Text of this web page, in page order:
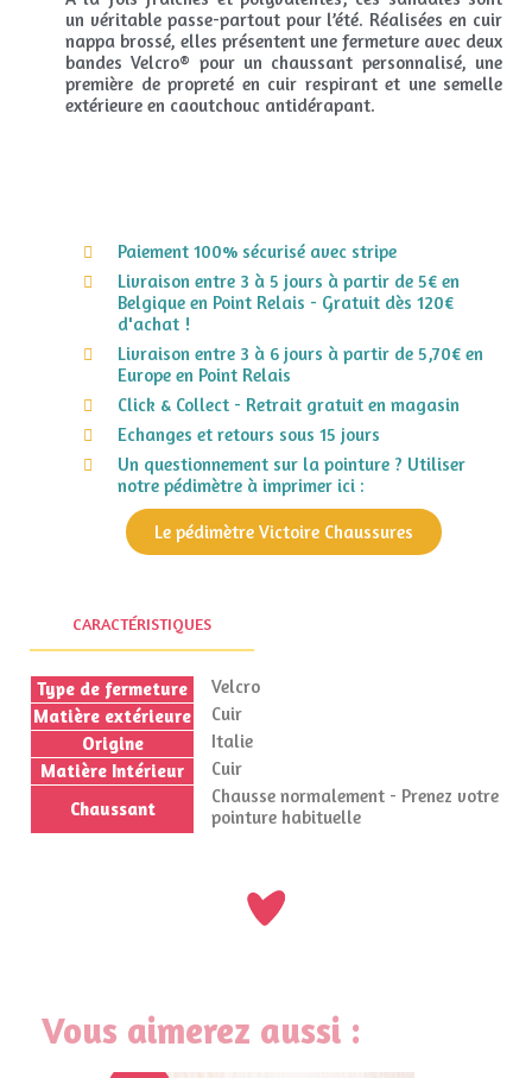
un véritable passe-partout pour l’été. Réalisées en cuir
nappa brossé, elles présentent une fermeture avec deux
bandes Velcro® pour un chaussant personnalisé, une
première de propreté en cuir respirant et une semelle
extérieure en caoutchouc antidérapant.
Paiement 100% sécurisé avec stripe
Livraison entre 3 à 5 jours à partir de 5€ en
Belgique en Point Relais - Gratuit dès 120€
d'achat !
Livraison entre 3 à 6 jours à partir de 5,70€ en
Europe en Point Relais
Click & Collect - Retrait gratuit en magasin
Echanges et retours sous 15 jours
Un questionnement sur la pointure ? Utiliser
notre pédimètre à imprimer ici :
Le pédimètre Victoire Chaussures
CARACTÉRISTIQUES
Type de fermeture
Velcro
Matière extérieure
Cuir
Origine
Italie
Matière Intérieur
Cuir
Chaussant
Chausse normalement - Prenez votre
pointure habituelle
Vous aimerez aussi :